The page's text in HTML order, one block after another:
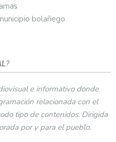
bolañego
?
e informativo donde
relacionada con el
tipo de contenidos. Dirigida
por y para el pueblo.